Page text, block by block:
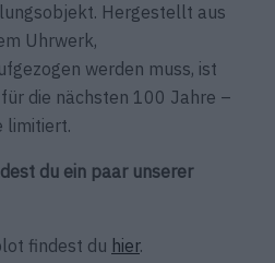
Hergestellt aus
Uhrwerk,
werden muss, ist
die nächsten 100 Jahre –
limitiert.
du ein paar unserer
findest du hier.